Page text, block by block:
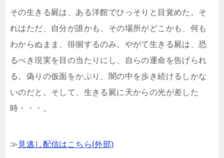
その生きる屍は、ある洋館でひっそりと目覚めた。そ
れはただ、自分が誰かも、その場所がどこかも、何も
わからぬまま、徘徊するのみ。やがて生きる屍は、恐
るべき現実を目の当たりにし、自らの運命を告げられ
る。偽りの仮面をかぶり、闇の中を歩き続けるしかな
いのだと。そして、生きる屍に天からの光が差した
時・・・。
≫ 見逃し配信はこちら(外部)